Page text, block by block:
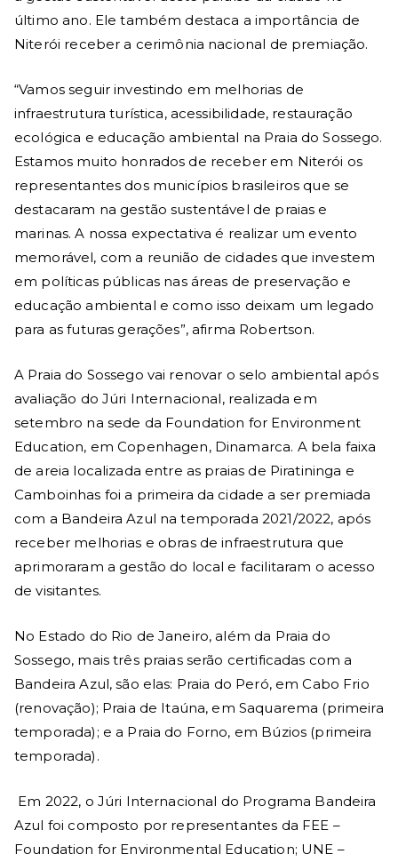
último ano. Ele também destaca a importância de
Niterói receber a cerimônia nacional de premiação.
“Vamos seguir investindo em melhorias de
infraestrutura turística, acessibilidade, restauração
ecológica e educação ambiental na Praia do Sossego.
Estamos muito honrados de receber em Niterói os
representantes dos municípios brasileiros que se
destacaram na gestão sustentável de praias e
marinas. A nossa expectativa é realizar um evento
memorável, com a reunião de cidades que investem
em políticas públicas nas áreas de preservação e
educação ambiental e como isso deixam um legado
para as futuras gerações”, afirma Robertson.
A Praia do Sossego vai renovar o selo ambiental após
avaliação do Júri Internacional, realizada em
setembro na sede da Foundation for Environment
Education, em Copenhagen, Dinamarca. A bela faixa
de areia localizada entre as praias de Piratininga e
Camboinhas foi a primeira da cidade a ser premiada
com a Bandeira Azul na temporada 2021/2022, após
receber melhorias e obras de infraestrutura que
aprimoraram a gestão do local e facilitaram o acesso
de visitantes.
No Estado do Rio de Janeiro, além da Praia do
Sossego, mais três praias serão certificadas com a
Bandeira Azul, são elas: Praia do Peró, em Cabo Frio
(renovação); Praia de Itaúna, em Saquarema (primeira
temporada); e a Praia do Forno, em Búzios (primeira
temporada).
Em 2022, o Júri Internacional do Programa Bandeira
Azul foi composto por representantes da FEE –
Foundation for Environmental Education; UNE –